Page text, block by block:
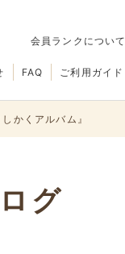
会員ランクについて
ご利用ガイド
FAQ
かくアルバム』
グ